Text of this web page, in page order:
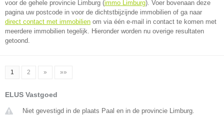
voor de gehele provincie Limburg (immo Limburg). Voer bovenaan deze
pagina uw postcode in voor de dichtstbijzijnde immobilien of ga naar
direct contact met immobilien om via één e-mail in contact te komen met
meerdere immobilien tegelijk. Hieronder worden nu overige resultaten
getoond.
1 2 » »»
ELUS Vastgoed
Niet gevestigd in de plaats Paal en in de provincie Limburg.